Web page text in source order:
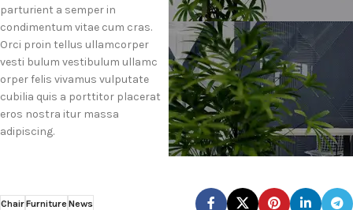
parturient a semper in
condimentum vitae cum cras.
Orci proin tellus ullamcorper
vesti bulum vestibulum ullamc
orper felis vivamus vulputate
cubilia quis a porttitor placerat
eros nostra itur massa
adipiscing.
ChairFurniture News